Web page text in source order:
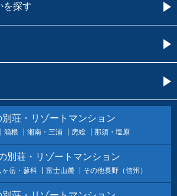
を探す
別荘・リゾートマンション
箱根 湘南・三浦 房総 那須・塩原
別荘・リゾートマンション
ヶ岳・蓼科 富士山麓 その他長野（信州）